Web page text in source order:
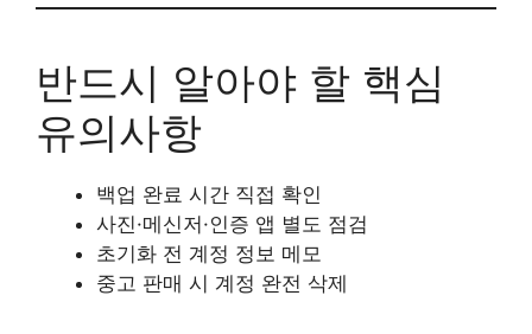
반드시 알아야 할 핵심
유의사항
백업 완료 시간 직접 확인
사진·메신저·인증 앱 별도 점검
초기화 전 계정 정보 메모
중고 판매 시 계정 완전 삭제